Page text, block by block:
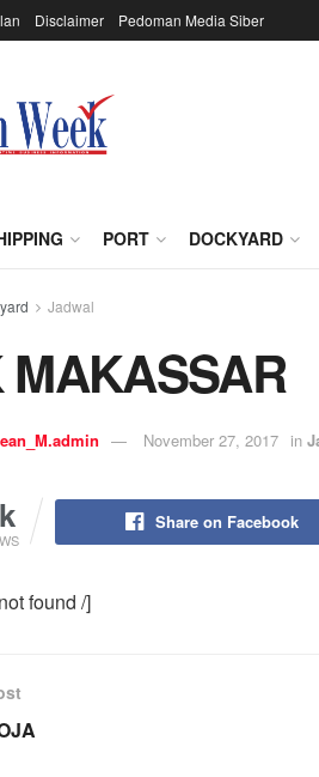
Disclaimer Pedoman Media Siber
PORT DOCKYARD
Jadwal
November 27, 2017 in
Share on Facebook
found /]